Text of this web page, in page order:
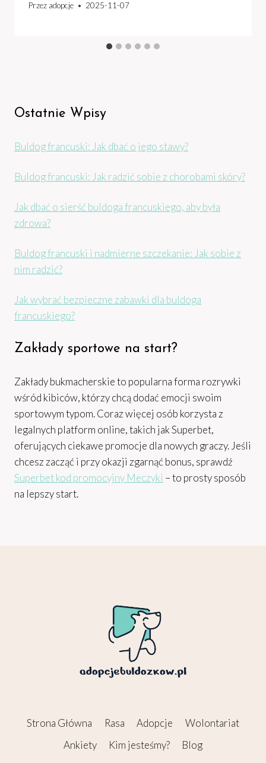
Przez adopcje 2025-11-07
Ostatnie Wpisy
Buldog francuski: Jak dbać o jego stawy?
Buldog francuski: Jak radzić sobie z chorobami skóry?
Jak dbać o sierść buldoga francuskiego, aby była
zdrowa?
Buldog francuski i nadmierne szczekanie: Jak sobie z
nim radzić?
Jak wybrać bezpieczne zabawki dla buldoga
francuskiego?
Zakłady sportowe na start?
Zakłady bukmacherskie to popularna forma rozrywki
wśród kibiców, którzy chcą dodać emocji swoim
sportowym typom. Coraz więcej osób korzysta z
legalnych platform online, takich jak Superbet,
oferujących ciekawe promocje dla nowych graczy. Jeśli
chcesz zacząć i przy okazji zgarnąć bonus, sprawdź
Superbet kod promocyjny Meczyki – to prosty sposób
na lepszy start.
Strona Główna Rasa Adopcje
Wolontariat
Ankiety
Kim jesteśmy? Blog